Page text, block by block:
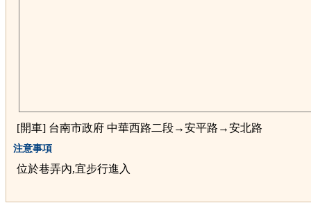
[開車] 台南市政府 中華西路二段→安平路→安北路
注意事項
位於巷弄內,宜步行進入